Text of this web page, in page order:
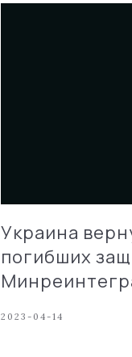
Украина
погибших
2023-04-14